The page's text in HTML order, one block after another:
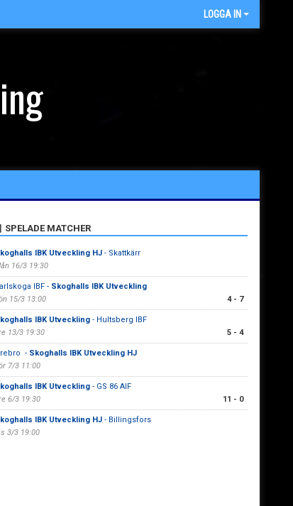
LOGGA IN
SPELADE MATCHER
IBK Utveckling HJ - Skattkärr
16/3 19:30
IBF - Skoghalls IBK Utveckling
15/3 13:00
4 - 7
IBK Utveckling - Hultsberg IBF
13/3 19:30
5 - 4
- Skoghalls IBK Utveckling HJ
7/3 11:00
IBK Utveckling - GS 86 AIF
6/3 19:30
11 - 0
IBK Utveckling HJ - Billingsfors
3/3 19:00